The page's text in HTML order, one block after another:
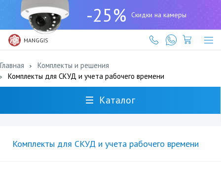
-25% Скидки на камеры
MANGGIS
(727)
317-
61-
61
Главная
Комплекты и решения
Комплекты для СКУД и учета рабочего времени
Каталог
Комплекты для СКУД и учета рабочего времени